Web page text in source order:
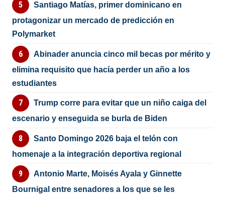
Santiago Matías, primer dominicano en
protagonizar un mercado de predicción en
Polymarket
Abinader anuncia cinco mil becas por mérito y
elimina requisito que hacía perder un año a los
estudiantes
Trump corre para evitar que un niño caiga del
escenario y enseguida se burla de Biden
Santo Domingo 2026 baja el telón con
homenaje a la integración deportiva regional
Antonio Marte, Moisés Ayala y Ginnette
Bournigal entre senadores a los que se les